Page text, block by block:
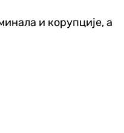
и корупције, а